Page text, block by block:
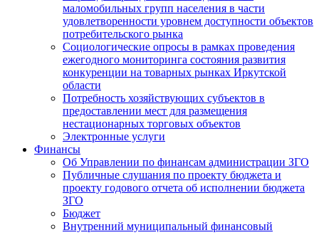
маломобильных групп населения в части
удовлетворенности уровнем доступности объектов
потребительского рынка
Социологические опросы в рамках проведения
ежегодного мониторинга состояния развития
конкуренции на товарных рынках Иркутской
области
Потребность хозяйствующих субъектов в
предоставлении мест для размещения
нестационарных торговых объектов
Электронные услуги
Финансы
Об Управлении по финансам администрации ЗГО
Публичные слушания по проекту бюджета и
проекту годового отчета об исполнении бюджета
ЗГО
Бюджет
Внутренний муниципальный финансовый